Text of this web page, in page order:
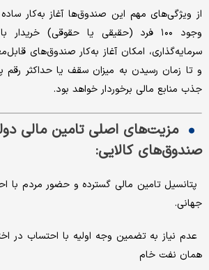
از ویژگی‌های مهم این صندوق‌ها آغاز به‌کار
وجود ۱۰۰ فرد (حقیقی یا حقوقی)
سرمایه‌گذاری، امکان آغاز به‌کار صندوق‌های
و تا زمان رسیدن به میزان سقف یا حداکثر رقم
جذب منابع مالی برخوردار خواهد بود.
مزیت‌های اصلی تامین مالی
صندوق‌های کالایی:
پتانسیل تامین مالی گسترده و حضور مردم با
جهانی.
عدم نیاز به تضمین وجه اولیه با احتساب در
همان نفت خام